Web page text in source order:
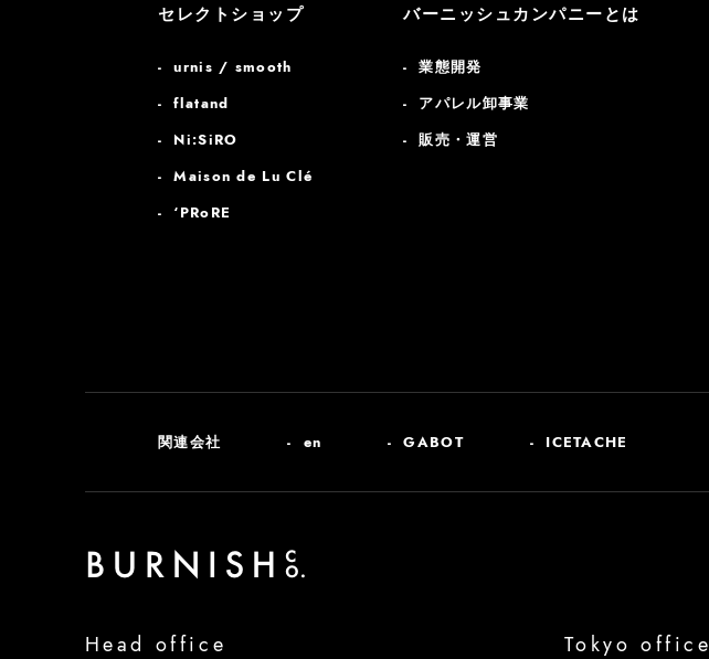
セレクトショップ
urnis / smooth
flatand
Ni:SiRO
Maison de Lu Clé
‘PRoRE
バーニッシュカンパニーとは
業態開発
アパレル卸事業
販売・運営
関連会社 en GABOT ICETACHE
Head office Tokyo office